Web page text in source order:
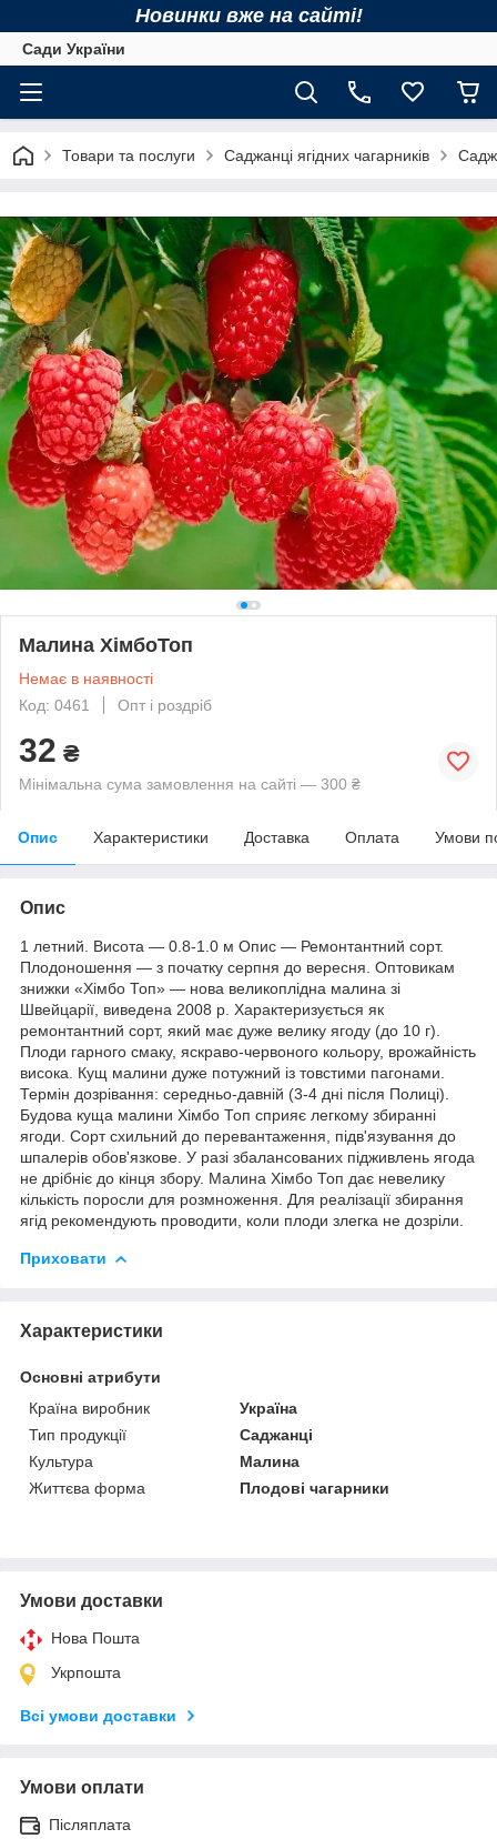
Новинки вже на сайті!
Сади України
Товари та послуги Саджанці ягідних чагарників
Малина ХімбоТоп
Немає в наявності
Код: 0461
Опт і роздріб
32 ₴
Мінімальна сума замовлення на сайті — 300 ₴
Опис Характеристики Доставка Оплата Умови
Опис
1 летний. Висота — 0.8-1.0 м Опис — Ремонтантний сорт.
Плодоношення — з початку серпня до вересня. Оптовикам
знижки «Хімбо Топ» — нова великоплідна малина зі
Швейцарії, виведена 2008 р. Характеризується як
ремонтантний сорт, який має дуже велику ягоду (до 10 г).
Плоди гарного смаку, яскраво-червоного кольору, врожайність
висока. Кущ малини дуже потужний із товстими пагонами.
Термін дозрівання: середньо-давній (3-4 дні після Полиці).
Будова куща малини Хімбо Топ сприяє легкому збиранні
ягоди. Сорт схильний до перевантаження, підв'язування до
шпалерів обов'язкове. У разі збалансованих підживлень ягода
не дрібніє до кінця збору. Малина Хімбо Топ дає невелику
кількість поросли для розмноження. Для реалізації збирання
ягід рекомендують проводити, коли плоди злегка не дозріли.
Приховати
Характеристики
Основні атрибути
Країна виробник
Україна
Тип продукції
Саджанці
Культура
Малина
Життєва форма
Плодові чагарники
Умови доставки
Нова Пошта
Укрпошта
Всі умови доставки
Умови оплати
Післяплата